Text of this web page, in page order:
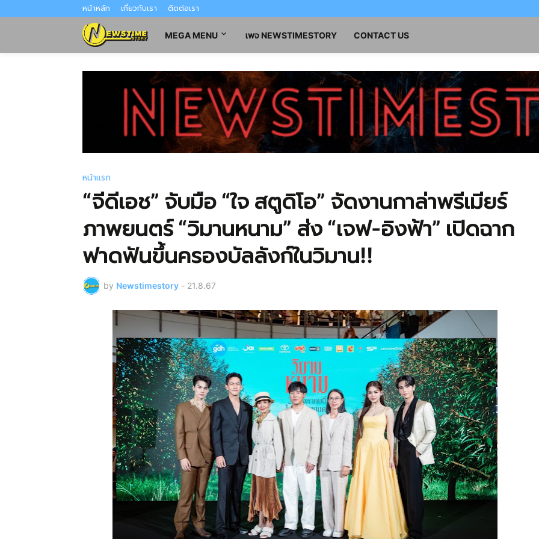
หน้าหลัก เกี่ยวกับเรา ติดต่อเรา
MEGA MENU เพจ NEWSTIMESTORY CONTACT US
หน้าแรก
“จีดีเอช” จับมือ “ใจ สตูดิโอ” จัดงานกาล่าพรีเมียร์
ภาพยนตร์ “วิมานหนาม” ส่ง “เจฟ-อิงฟ้า” เปิดฉาก
ฟาดฟันขึ้นครองบัลลังก์ในวิมาน!!
by Newstimestory - 21.8.67